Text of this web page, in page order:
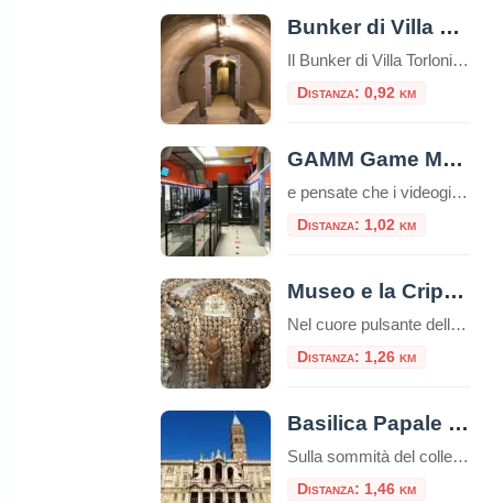
Bunker di Villa Torlonia
Il Bunker di Villa Torlonia è un luogo di grande interesse storico e culturale situato all’interno dell’omonima villa, un tempo residenza ufficiale di Benito Mussolini. Questo rifugio antiaereo, costruito durante la Seconda Guerra Mondiale, rappresenta una testimonianza tangibile delle strategie di difesa adottate durante il conflitto e del periodo storico in cui è stato realizzato. […]
Distanza: 0,92 km
GAMM Game Museum
e pensate che i videogiochi siano solo un passatempo moderno, il GAMM Game Museum di Roma è pronto a farvi cambiare idea. Situato a pochi passi dalla Stazione Termini, questo spazio non è una semplice sala giochi, ma un vero e proprio polo culturale riconosciuto, dove la storia del medium interattivo viene preservata, studiata e, […]
Distanza: 1,02 km
Museo e la Cripta dei Frati Cappuccini
Nel cuore pulsante della Dolce Vita romana, lungo la celebre Via Veneto, si cela un luogo che offre un’esperienza tanto profonda quanto inaspettata, un viaggio che intreccia arte, storia e una potente riflessione sulla vita e la morte. È il Complesso di Santa Maria della Concezione, che ospita il Museo e la Cripta dei Frati […]
Distanza: 1,26 km
Basilica Papale Santa Maria Maggiore
Sulla sommità del colle Esquilino sorge la Basilica di Santa Maria Maggiore (o Basilica Liberiana), una delle quattro basiliche papali di Roma. Secondo la leggenda papa Liberio costruì una chiesa nel luogo, in cui, nella notte tra il 4 ed il 5 agosto del 358, sarebbe apparsa la neve sul colle dell’Esquilino, un evento miracoloso […]
Distanza: 1,46 km